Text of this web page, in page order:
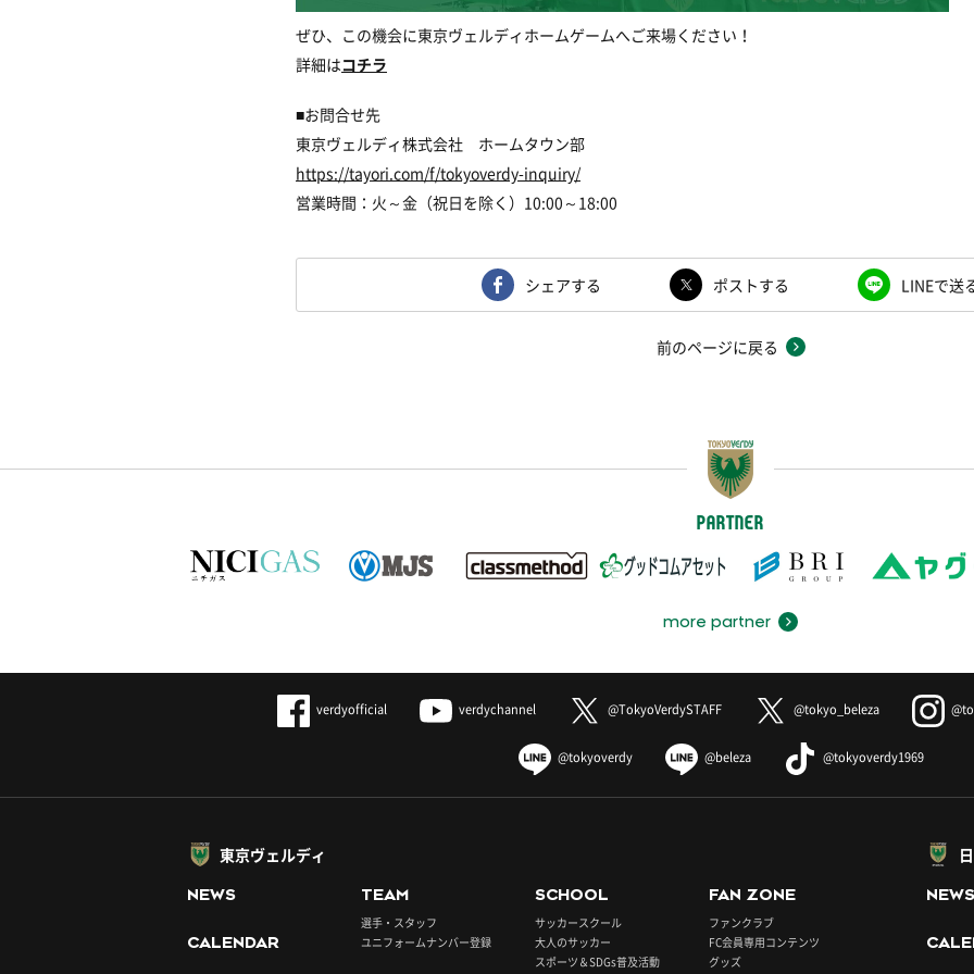
ぜひ、この機会に東京ヴェルディホームゲームへご来場ください！
詳細はコチラ
■お問合せ先
東京ヴェルディ株式会社 ホームタウン部
https://tayori.com/f/tokyoverdy-inquiry/
営業時間：火～金（祝日を除く） 10:00 ～ 18:00
シェアする ポストする LINEで送
前のページに戻る
PARTNER
more partner
verdyofficial verdychannel @TokyoVerdySTAFF @tokyo_beleza
@tokyoverdy @beleza @tokyoverdy1969
東京ヴェルディ
NEWS
CALENDAR
TEAM
選手・スタッフ
ユニフォームナンバー登録
SCHOOL
サッカースクール
大人のサッカー
スポーツ＆SDGs普及活動
FAN ZONE
ファンクラブ
FC会員専用コンテンツ
グッズ
NEWS